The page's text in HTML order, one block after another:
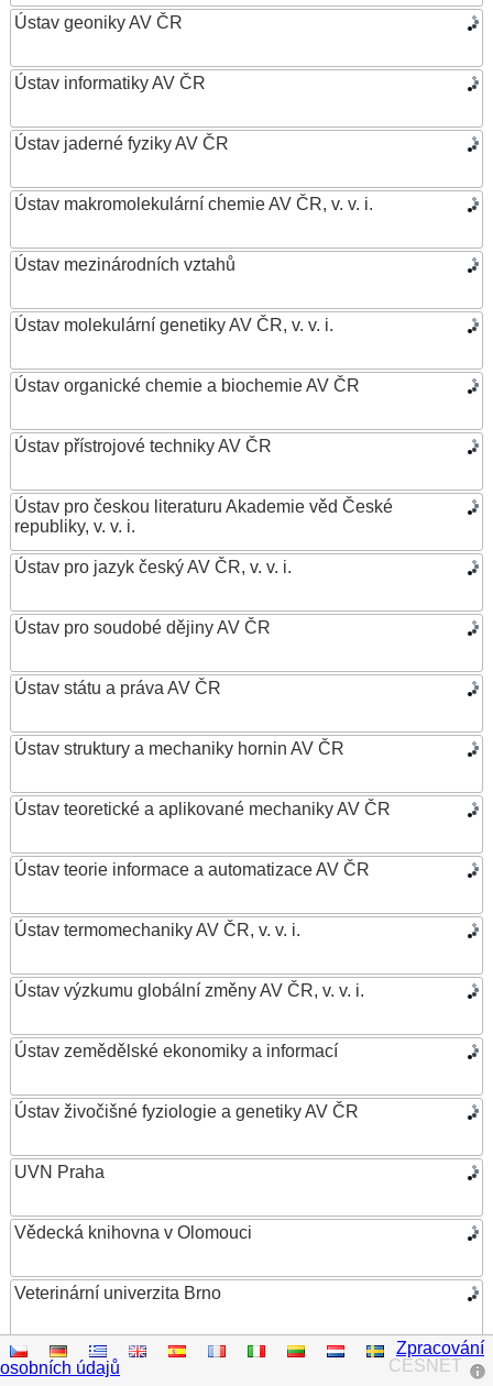
Ústav geoniky AV ČR
Ústav informatiky AV ČR
Ústav jaderné fyziky AV ČR
Ústav makromolekulární chemie AV ČR, v. v. i.
Ústav mezinárodních vztahů
Ústav molekulární genetiky AV ČR, v. v. i.
Ústav organické chemie a biochemie AV ČR
Ústav přístrojové techniky AV ČR
Ústav pro českou literaturu Akademie věd České
republiky, v. v. i.
Ústav pro jazyk český AV ČR, v. v. i.
Ústav pro soudobé dějiny AV ČR
Ústav státu a práva AV ČR
Ústav struktury a mechaniky hornin AV ČR
Ústav teoretické a aplikované mechaniky AV ČR
Ústav teorie informace a automatizace AV ČR
Ústav termomechaniky AV ČR, v. v. i.
Ústav výzkumu globální změny AV ČR, v. v. i.
Ústav zemědělské ekonomiky a informací
Ústav živočišné fyziologie a genetiky AV ČR
UVN Praha
Vědecká knihovna v Olomouci
Veterinární univerzita Brno
VŠB – Technická univerzita Ostrava
CESNET
Zpracování
osobních údajů